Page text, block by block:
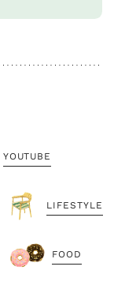
YOUTUBE
LIFESTYLE
FOOD